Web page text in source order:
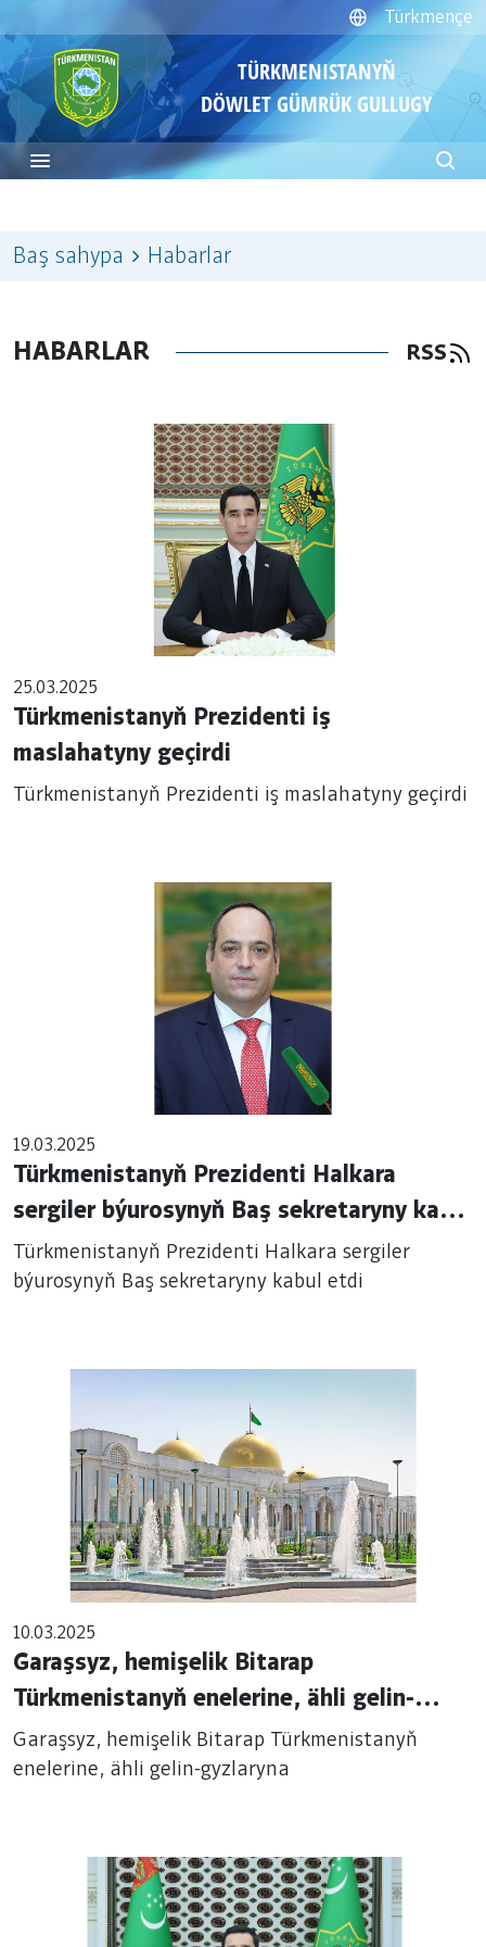
Türkmençe
TÜRKMENISTANYŇ
DÖWLET GÜMRÜK GULLUGY
Baş sahypa Habarlar
HABARLAR RSS
25.03.2025
Türkmenistanyň Prezidenti iş
maslahatyny geçirdi
Türkmenistanyň Prezidenti iş maslahatyny geçirdi
19.03.2025
Türkmenistanyň Prezidenti Halkara
sergiler býurosynyň Baş sekretaryny kabul
etdi
Türkmenistanyň Prezidenti Halkara sergiler
býurosynyň Baş sekretaryny kabul etdi
10.03.2025
Garaşsyz, hemişelik Bitarap
Türkmenistanyň enelerine, ähli gelin-
gyzlaryna
Garaşsyz, hemişelik Bitarap Türkmenistanyň
enelerine, ähli gelin-gyzlaryna